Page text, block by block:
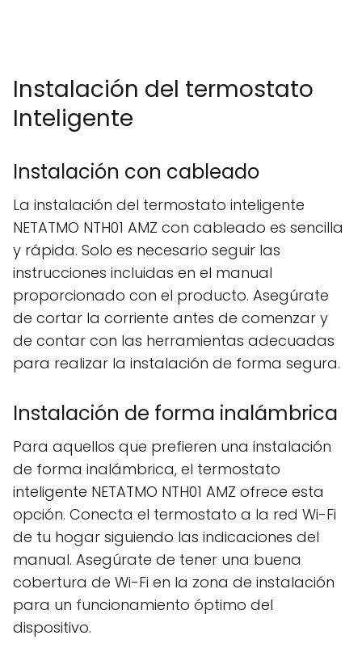
Instalación del termostato
Inteligente
Instalación con cableado
La instalación del termostato inteligente
NETATMO NTH01 AMZ con cableado es sencilla
y rápida. Solo es necesario seguir las
instrucciones incluidas en el manual
proporcionado con el producto. Asegúrate
de cortar la corriente antes de comenzar y
de contar con las herramientas adecuadas
para realizar la instalación de forma segura.
Instalación de forma inalámbrica
Para aquellos que prefieren una instalación
de forma inalámbrica, el termostato
inteligente NETATMO NTH01 AMZ ofrece esta
opción. Conecta el termostato a la red Wi-Fi
de tu hogar siguiendo las indicaciones del
manual. Asegúrate de tener una buena
cobertura de Wi-Fi en la zona de instalación
para un funcionamiento óptimo del
dispositivo.